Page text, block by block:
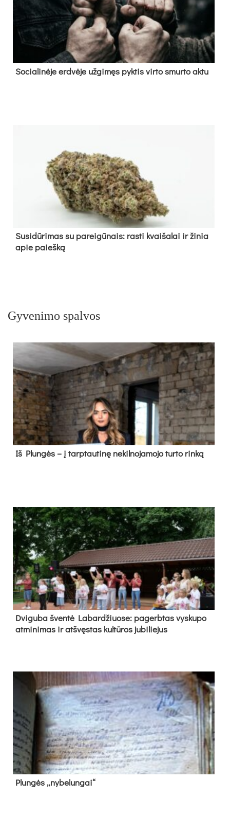
So­cia­li­nė­je erd­vė­je už­gi­męs pyk­tis vir­to smur­to ak­tu
Su­si­dū­ri­mas su pa­rei­gū­nais: ras­ti kvai­ša­lai ir ži­nia
apie paieš­ką
Gyvenimo spalvos
Iš Plungės – į tarptautinę nekilnojamojo turto rinką
Dvi­gu­ba šven­tė La­bar­džiuo­se: pa­gerb­tas vys­ku­po
at­mi­ni­mas ir at­švęs­tas kul­tū­ros ju­bi­lie­jus
Plun­gės „ny­be­lun­gai“